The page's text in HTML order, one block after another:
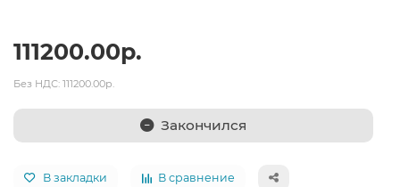
111200.00р.
Без НДС: 111200.00р.
Закончился
В закладки В сравнение